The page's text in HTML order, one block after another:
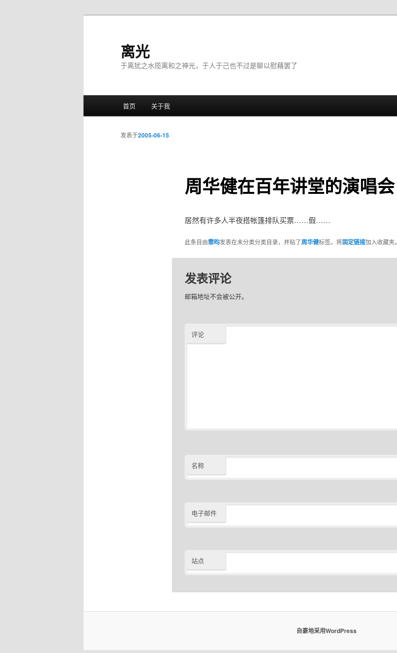
离光
于离犹之水揽离和之神光，于人于己也不过是聊以慰藉罢了
跳至主内容区域
跳至副内容区域
首页 关于我
周华健在百年讲堂的演唱会
发表于2005-06-15
居然有许多人半夜搭帐篷排队买票……假……
此条目由霏昀发表在未分类分类目录，并贴了周华健标签。将固定链接加入收藏夹。
发表评论
邮箱地址不会被公开。
评论
名称
电子邮件
站点
自豪地采用WordPress